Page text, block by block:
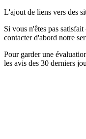
L'ajout de liens vers des
Si vous n'êtes pas
contacter d'abord notre
Pour garder une
les avis des 30 derniers